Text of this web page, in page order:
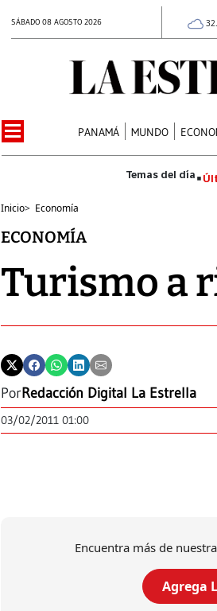
SÁBADO 08 AGOSTO 2026
PANAMÁ MUNDO
Inicio> Economía
ECONOMÍA
Turismo a
PorRedacción Digital La Estrella
03/02/2011 01:00
Encuentra más de
Agrega